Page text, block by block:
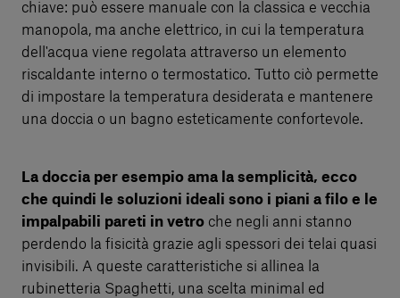
chiave: può essere manuale con la classica e vecchia
manopola, ma anche elettrico, in cui la temperatura
dell'acqua viene regolata attraverso un elemento
riscaldante interno o termostatico. Tutto ciò permette
di impostare la temperatura desiderata e mantenere
una doccia o un bagno esteticamente confortevole.
La doccia per esempio ama la semplicità, ecco
che quindi le soluzioni ideali sono i piani a filo e le
impalpabili pareti in vetro che negli anni stanno
perdendo la fisicità grazie agli spessori dei telai quasi
invisibili. A queste caratteristiche si allinea la
rubinetteria Spaghetti, una scelta minimal ed